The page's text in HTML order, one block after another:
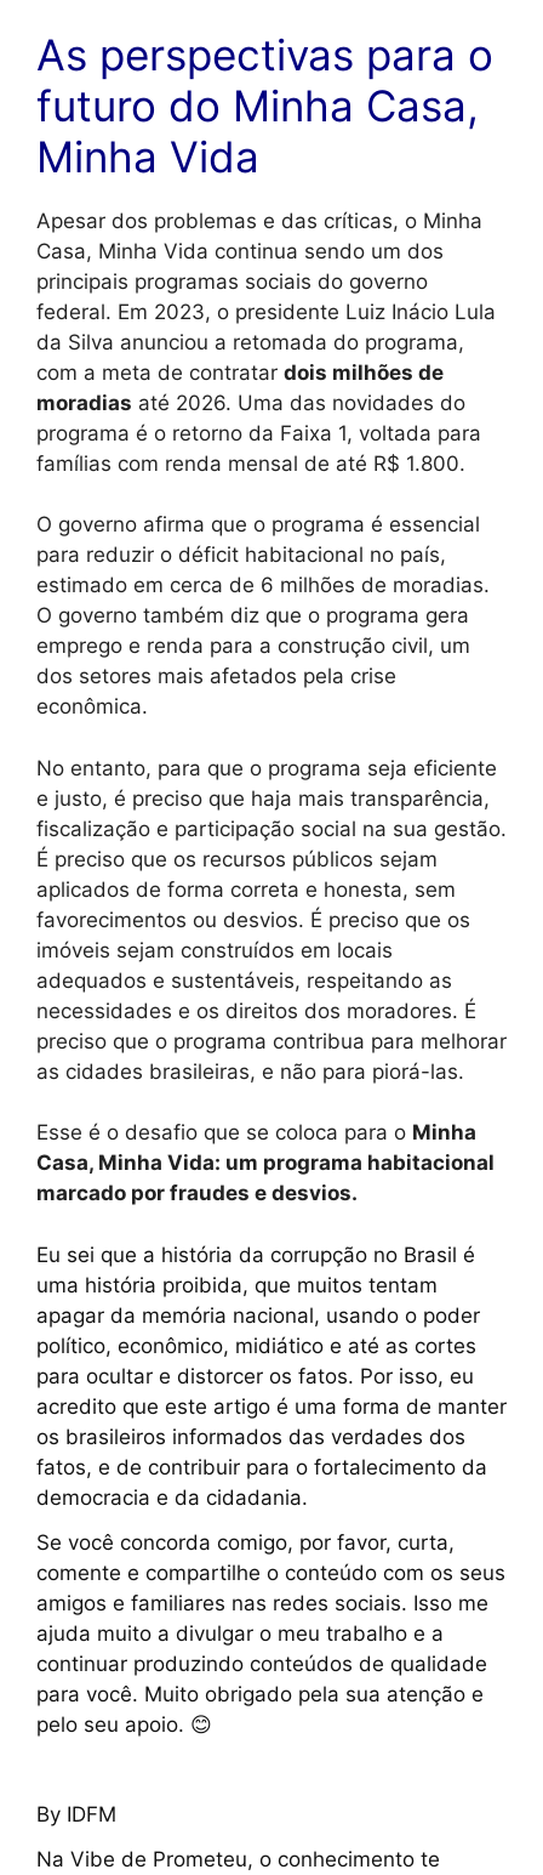
As perspectivas para o
futuro do Minha Casa,
Minha Vida
Apesar dos problemas e das críticas, o Minha
Casa, Minha Vida continua sendo um dos
principais programas sociais do governo
federal. Em 2023, o presidente Luiz Inácio Lula
da Silva anunciou a retomada do programa,
com a meta de contratar dois milhões de
moradias até 2026. Uma das novidades do
programa é o retorno da Faixa 1, voltada para
famílias com renda mensal de até R$ 1.800.
O governo afirma que o programa é essencial
para reduzir o déficit habitacional no país,
estimado em cerca de 6 milhões de moradias.
O governo também diz que o programa gera
emprego e renda para a construção civil, um
dos setores mais afetados pela crise
econômica.
No entanto, para que o programa seja eficiente
e justo, é preciso que haja mais transparência,
fiscalização e participação social na sua gestão.
É preciso que os recursos públicos sejam
aplicados de forma correta e honesta, sem
favorecimentos ou desvios. É preciso que os
imóveis sejam construídos em locais
adequados e sustentáveis, respeitando as
necessidades e os direitos dos moradores. É
preciso que o programa contribua para melhorar
as cidades brasileiras, e não para piorá-las.
Esse é o desafio que se coloca para o Minha
Casa, Minha Vida: um programa habitacional
marcado por fraudes e desvios.
Eu sei que a história da corrupção no Brasil é
uma história proibida, que muitos tentam
apagar da memória nacional, usando o poder
político, econômico, midiático e até as cortes
para ocultar e distorcer os fatos. Por isso, eu
acredito que este artigo é uma forma de manter
os brasileiros informados das verdades dos
fatos, e de contribuir para o fortalecimento da
democracia e da cidadania.
Se você concorda comigo, por favor, curta,
comente e compartilhe o conteúdo com os seus
amigos e familiares nas redes sociais. Isso me
ajuda muito a divulgar o meu trabalho e a
continuar produzindo conteúdos de qualidade
para você. Muito obrigado pela sua atenção e
pelo seu apoio. 😊
By IDFM
Na Vibe de Prometeu, o conhecimento te